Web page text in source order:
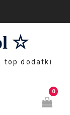
☆
top dodatki
0